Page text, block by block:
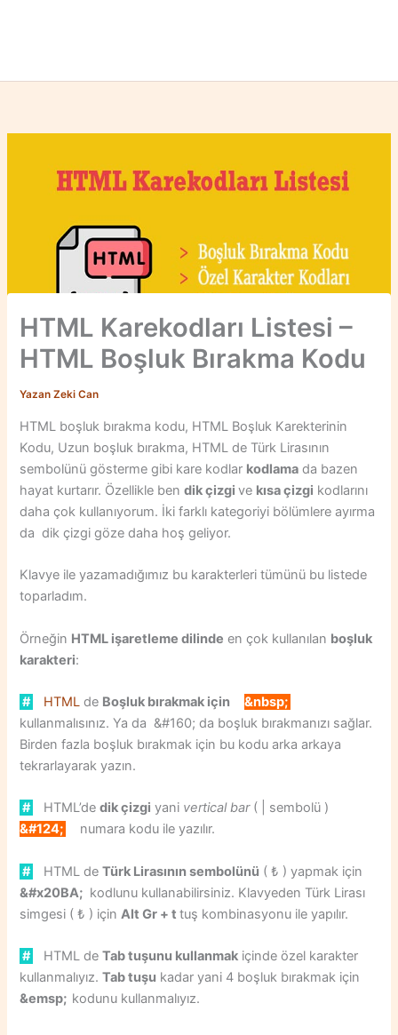
HTML Karekodları Listesi –
HTML Boşluk Bırakma Kodu
Yazan Zeki Can
HTML boşluk bırakma kodu, HTML Boşluk Karekterinin
Kodu, Uzun boşluk bırakma, HTML de Türk Lirasının
sembolünü gösterme gibi kare kodlar kodlama da bazen
hayat kurtarır. Özellikle bendik çizgive kısa çizgi kodlarını
daha çok kullanıyorum. İki farklı kategoriyi bölümlere ayırma
da dik çizgi göze daha hoş geliyor.
Klavye ile yazamadığımız bu karakterleri tümünü bu listede
toparladım.
Örneğin HTML işaretleme dilinde en çok kullanılan boşluk
karakteri:
# HTML de Boşluk bırakmak için
&nbsp;
kullanmalısınız. Ya da &#160; da boşluk bırakmanızı sağlar.
Birden fazla boşluk bırakmak için bu kodu arka arkaya
tekrarlayarak yazın.
# HTML’dedik çizgi yani vertical bar( | sembolü )
&#124;
numara kodu ile yazılır.
# HTML deTürk Lirasının sembolünü ( ₺ ) yapmak için
&#x20BA; kodlunu kullanabilirsiniz. Klavyeden Türk Lirası
simgesi ( ₺ ) içinAlt Gr + ttuş kombinasyonu ile yapılır.
# HTML deTab tuşunu kullanmak içinde özel karakter
kullanmalıyız.Tab tuşu kadar yani 4 boşluk bırakmak için
&emsp; kodunu kullanmalıyız.